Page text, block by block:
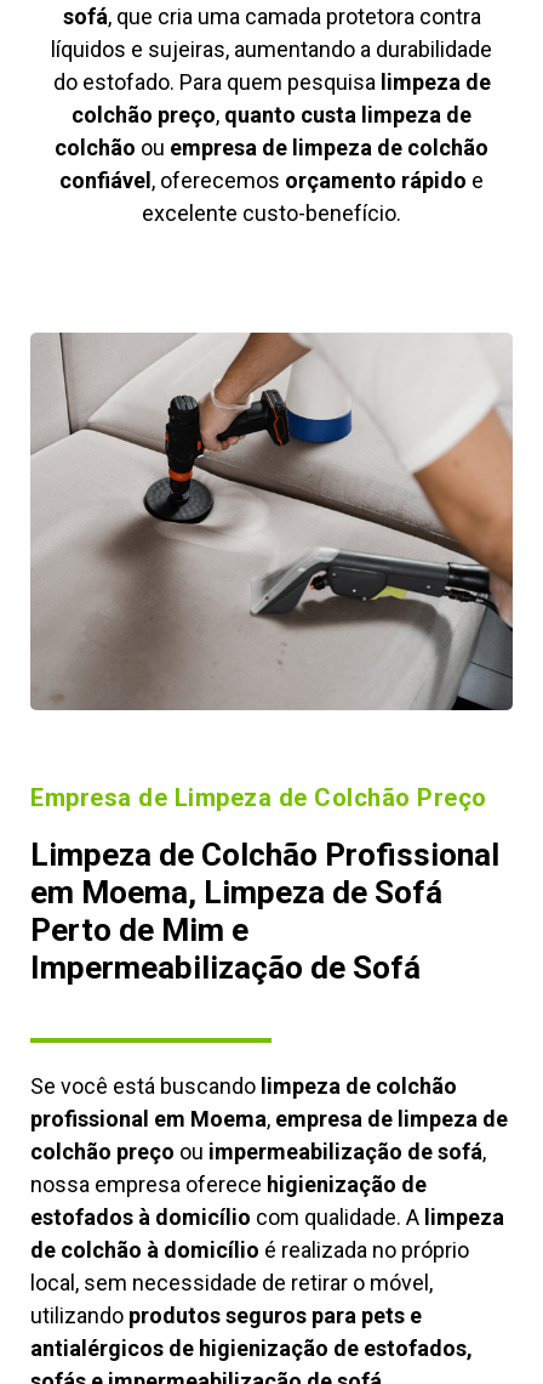
sofá, que cria uma camada protetora contra
líquidos e sujeiras, aumentando a durabilidade
do estofado. Para quem pesquisa limpeza de
colchão preço, quanto custa limpeza de
colchão ou empresa de limpeza de colchão
confiável , oferecemos orçamento rápido e
excelente custo-benefício.
Empresa de Limpeza de Colchão Preço
Limpeza de Colchão Profissional
em Moema, Limpeza de Sofá
Perto de Mim e
Impermeabilização de Sofá
Se você está buscando limpeza de colchão
profissional em Moema, empresa de limpeza de
colchão preço ou impermeabilização de sofá,
nossa empresa oferece higienização de
estofados à domicílio com qualidade. A limpeza
de colchão à domicílio é realizada no próprio
local, sem necessidade de retirar o móvel,
utilizando produtos seguros para pets e
antialérgicos de higienização de estofados,